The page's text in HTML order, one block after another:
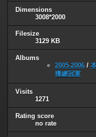
Dimensions
3008*2000
Filesize
3129 KB
Albums
2005-2006 /
獲總冠軍
Visits
1271
Rating score
no rate